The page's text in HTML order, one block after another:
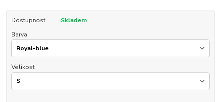
Dostupnost
Skladem
Barva
Velikost